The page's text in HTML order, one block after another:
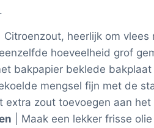
| Citroenzout, heerlijk om
hoeveelheid grof
bakpapier beklede
mengsel fijn met de
extra zout toevoegen aan het
| Maak een lekker frisse